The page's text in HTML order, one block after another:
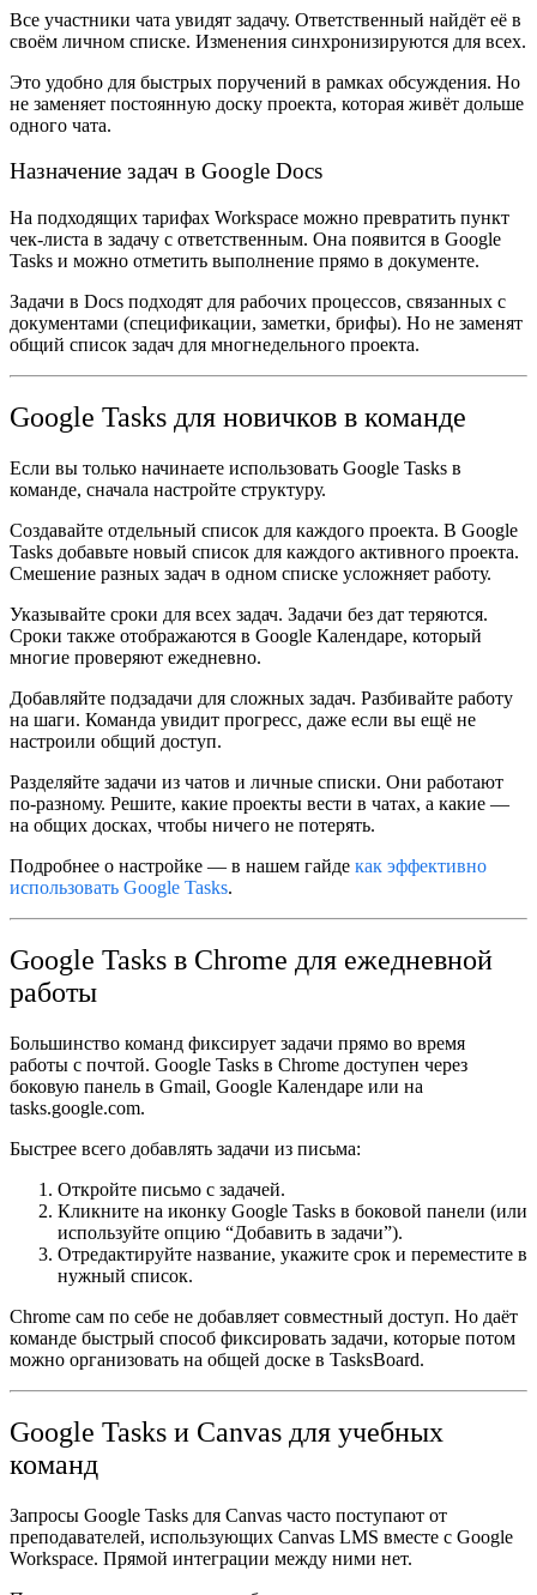
Все участники чата увидят задачу. Ответственный найдёт её в
своём личном списке. Изменения синхронизируются для всех.
Это удобно для быстрых поручений в рамках обсуждения. Но
не заменяет постоянную доску проекта, которая живёт дольше
одного чата.
Назначение задач в Google Docs
На подходящих тарифах Workspace можно превратить пункт
чек-листа в задачу с ответственным. Она появится в Google
Tasks и можно отметить выполнение прямо в документе.
Задачи в Docs подходят для рабочих процессов, связанных с
документами (спецификации, заметки, брифы). Но не заменят
общий список задач для многнедельного проекта.
Google Tasks для новичков в команде
Если вы только начинаете использовать Google Tasks в
команде, сначала настройте структуру.
Создавайте отдельный список для каждого проекта. В Google
Tasks добавьте новый список для каждого активного проекта.
Смешение разных задач в одном списке усложняет работу.
Указывайте сроки для всех задач. Задачи без дат теряются.
Сроки также отображаются в Google Календаре, который
многие проверяют ежедневно.
Добавляйте подзадачи для сложных задач. Разбивайте работу
на шаги. Команда увидит прогресс, даже если вы ещё не
настроили общий доступ.
Разделяйте задачи из чатов и личные списки. Они работают
по-разному. Решите, какие проекты вести в чатах, а какие —
на общих досках, чтобы ничего не потерять.
Подробнее о настройке — в нашем гайде как эффективно
использовать Google Tasks.
Google Tasks в Chrome для ежедневной
работы
Большинство команд фиксирует задачи прямо во время
работы с почтой. Google Tasks в Chrome доступен через
боковую панель в Gmail, Google Календаре или на
tasks.google.com.
Быстрее всего добавлять задачи из письма:
Откройте письмо с задачей.
Кликните на иконку Google Tasks в боковой панели (или
используйте опцию “Добавить в задачи”).
Отредактируйте название, укажите срок и переместите в
нужный список.
Chrome сам по себе не добавляет совместный доступ. Но даёт
команде быстрый способ фиксировать задачи, которые потом
можно организовать на общей доске в TasksBoard.
Google Tasks и Canvas для учебных
команд
Запросы Google Tasks для Canvas часто поступают от
преподавателей, использующих Canvas LMS вместе с Google
Workspace. Прямой интеграции между ними нет.